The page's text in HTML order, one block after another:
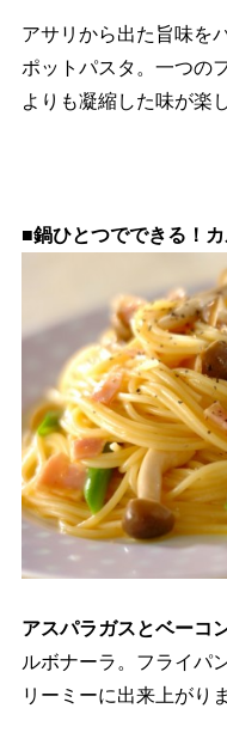
アサリから出た旨味を
ポットパスタ。一つの
よりも凝縮した味が楽
■鍋ひとつでできる！
アスパラガスとベーコ
ルボナーラ。フライパ
リーミーに出来上がり